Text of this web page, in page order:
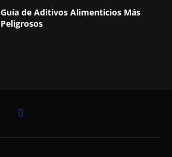
Guía de Aditivos Alimenticios Más
Peligrosos